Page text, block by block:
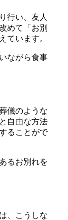
行い、友人
めて「お別
ています。
儀のような
自由な方法
ることがで
、こうしな